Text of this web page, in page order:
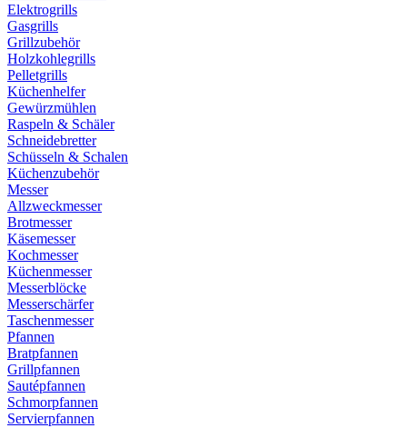
Elektrogrills
Gasgrills
Grillzubehör
Holzkohlegrills
Pelletgrills
Küchenhelfer
Gewürzmühlen
Raspeln & Schäler
Schneidebretter
Schüsseln & Schalen
Küchenzubehör
Messer
Allzweckmesser
Brotmesser
Käsemesser
Kochmesser
Küchenmesser
Messerblöcke
Messerschärfer
Taschenmesser
Pfannen
Bratpfannen
Grillpfannen
Sautépfannen
Schmorpfannen
Servierpfannen